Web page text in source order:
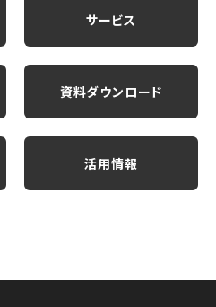
サービス
資料ダウンロード
活用情報